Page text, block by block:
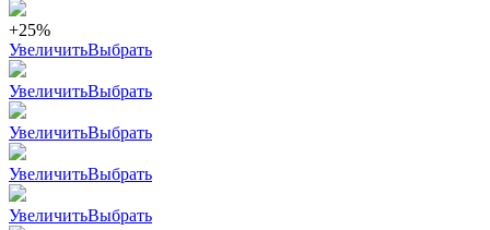
+25%
УвеличитьВыбрать
УвеличитьВыбрать
УвеличитьВыбрать
УвеличитьВыбрать
УвеличитьВыбрать